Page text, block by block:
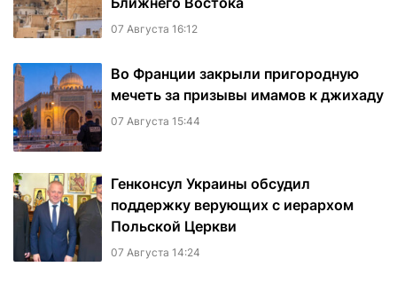
07 Августа 16:12
Во Франции закрыли пригородную
мечеть за призывы имамов к джихаду
07 Августа 15:44
Генконсул Украины обсудил
поддержку верующих с иерархом
Польской Церкви
07 Августа 14:24